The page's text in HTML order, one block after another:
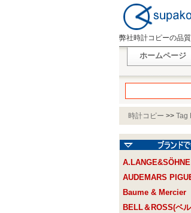
弊社時計コピーの品
ホームページ
時計コピー >> Tag
A.LANGE&SÖHNE
AUDEMARS
Baume & Mercier
BELL＆ROSS(ベ